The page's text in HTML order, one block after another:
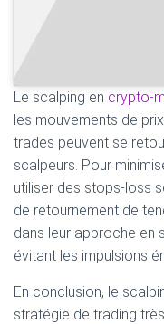
Le scalping en crypto-
les mouvements de
trades peuvent se
scalpeurs. Pour
utiliser des stops-loss
de retournement de
dans leur approche en
évitant les impulsions
En conclusion, le
stratégie de trading